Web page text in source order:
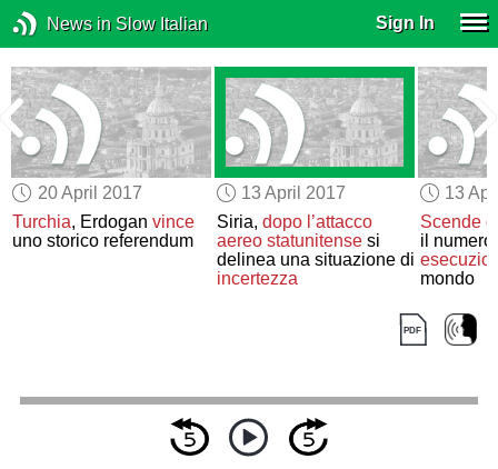
News in Slow Italian Sign In
20 April 2017
Turchia, Erdoganvince
uno storico referendum
13 April 2017
Siria, dopo l’attacco
aereo statunitensesi
delinea una situazione di
incertezza
13
Scende
il numero
mondo